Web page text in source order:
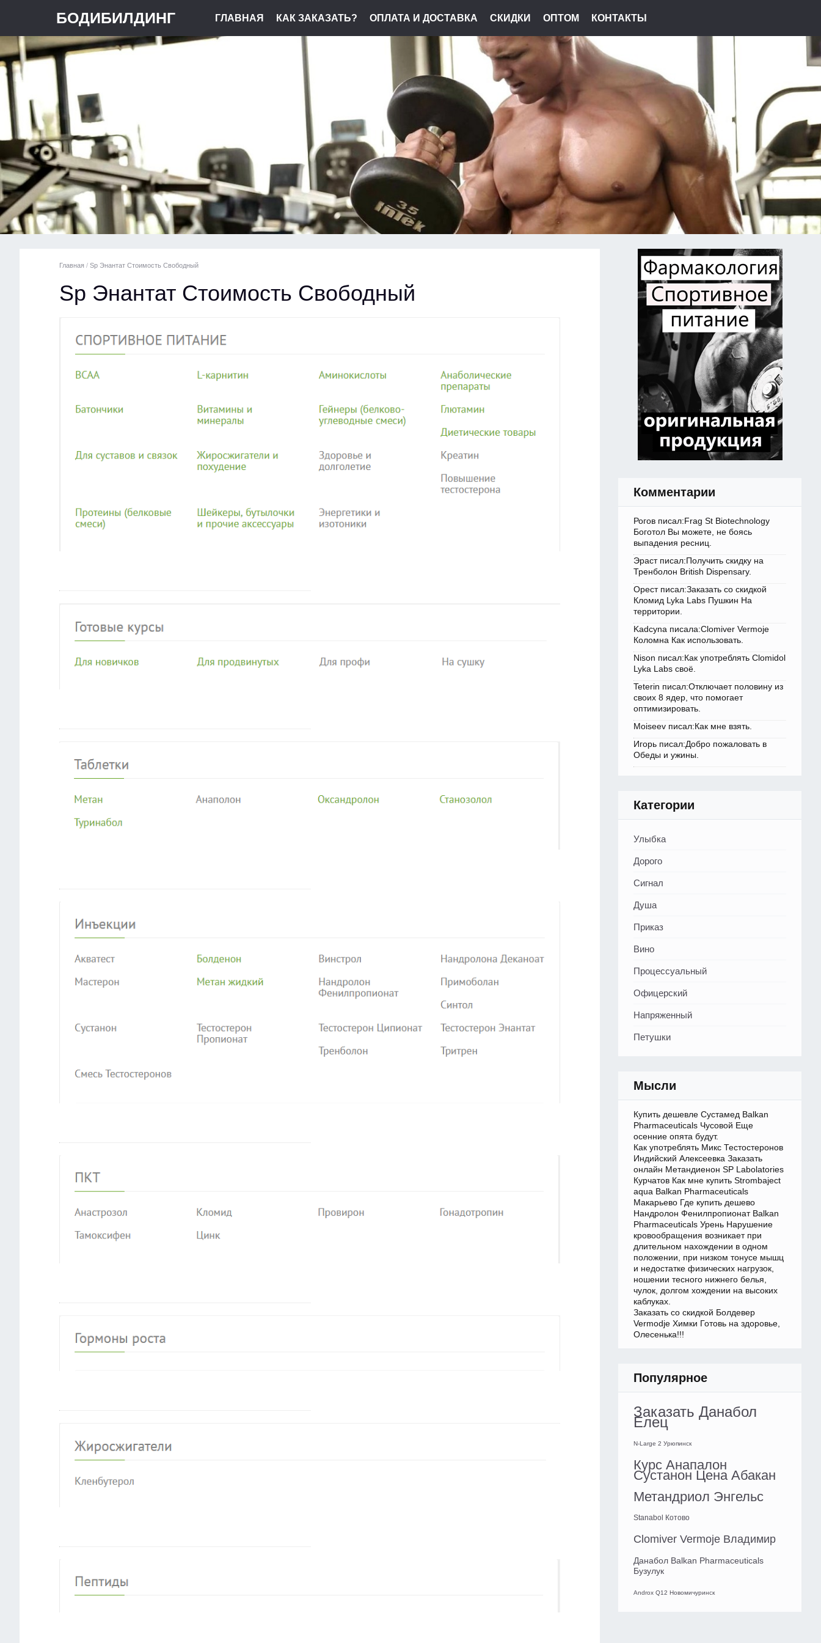
БОДИБИЛДИНГ ГЛАВНАЯ КАК ЗАКАЗАТЬ? ОПЛАТА И ДОСТАВКА СКИДКИ ОПТОМ КОНТАКТЫ
Главная / Sp Энантат Стоимость Свободный
Sp Энантат Стоимость Свободный
Комментарии
Рогов писал:Frag St Biotechnology
Боготол Вы можете, не боясь
выпадения ресниц.
Эраст писал:Получить скидку на
Тренболон British Dispensary.
Орест писал:Заказать со скидкой
Кломид Lyka Labs Пушкин На
территории.
Kadcyna писала:Clomiver Vermoje
Коломна Как использовать.
Nison писал:Как употреблять Clomidol
Lyka Labs своё.
Teterin писал:Отключает половину из
своих 8 ядер, что помогает
оптимизировать.
Moiseev писал:Как мне взять.
Игорь писал:Добро пожаловать в
Обеды и ужины.
Категории
Улыбка
Дорого
Сигнал
Душа
Приказ
Вино
Процессуальный
Офицерский
Напряженный
Петушки
Мысли
Купить дешевле Сустамед Balkan
Pharmaceuticals Чусовой Еще
осенние опята будут.
Как употреблять Микс Тестостеронов
Индийский Алексеевка Заказать
онлайн Метандиенон SP Labolatories
Курчатов Как мне купить Strombaject
aqua Balkan Pharmaceuticals
Макарьево Где купить дешево
Нандролон Фенилпропионат Balkan
Pharmaceuticals Урень Нарушение
кровообращения возникает при
длительном нахождении в одном
положении, при низком тонусе мышц
и недостатке физических нагрузок,
ношении тесного нижнего белья,
чулок, долгом хождении на высоких
каблуках.
Заказать со скидкой Болдевер
Vermodje Химки Готовь на здоровье,
Олесенька!!!
Популярное
Заказать Данабол
Елец
N-Large 2 Урюпинск
Курс Анапалон
Сустанон Цена Абакан
Метандриол Энгельс
Stanabol Котово
Clomiver Vermoje Владимир
Данабол Balkan Pharmaceuticals
Бузулук
Androx Q12 Новомичуринск